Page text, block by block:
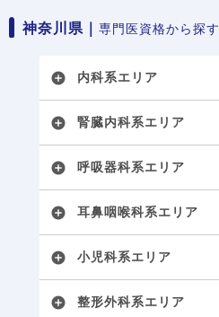
神奈川県｜ 専門医資格から探す
add_circle 内科系エリア
add_circle 腎臓内科系エリア
add_circle 呼吸器科系エリア
add_circle 耳鼻咽喉科系エリア
add_circle 小児科系エリア
add_circle 整形外科系エリア